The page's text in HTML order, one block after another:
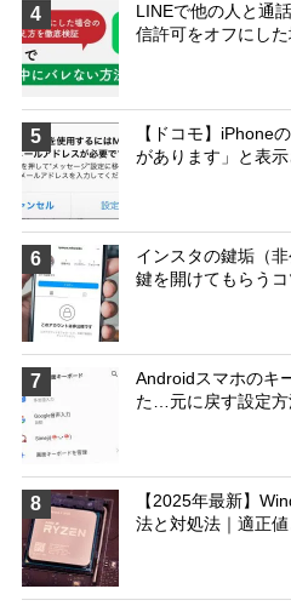
4
LINEで他の人と通
信許可をオフにし
5
【ドコモ】iPhone
があります」と表
6
インスタの鍵垢（
鍵を開けてもらう
7
Androidスマホのキ
た…元に戻す設定方
8
【2025年最新】
法と対処法｜適正